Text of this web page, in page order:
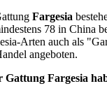
Fargesia
78 in China
Arten auch als
angeboten.
Gattung Fargesia